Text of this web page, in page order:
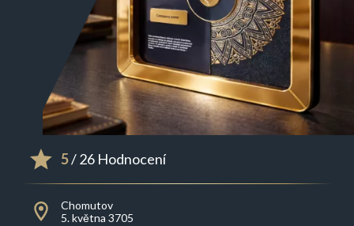
5/ 26 Hodnocení
Chomutov
5. května 3705